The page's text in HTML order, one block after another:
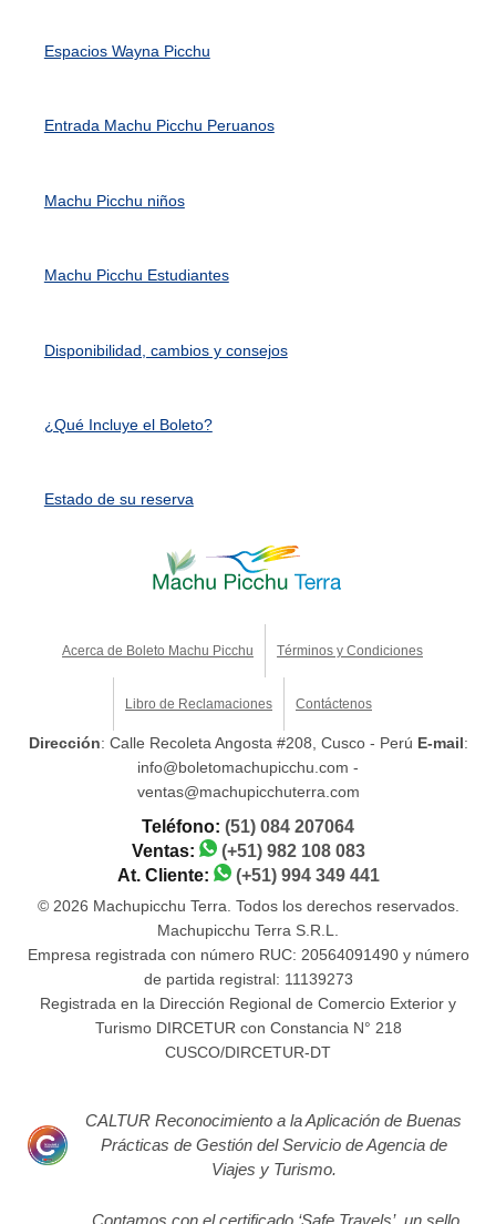
Espacios Wayna Picchu
Entrada Machu Picchu Peruanos
Machu Picchu niños
Machu Picchu Estudiantes
Disponibilidad, cambios y consejos
¿Qué Incluye el Boleto?
Estado de su reserva
Acerca de Boleto Machu Picchu Términos y Condiciones
Libro de Reclamaciones Contáctenos
Dirección: Calle Recoleta Angosta #208, Cusco - Perú E-mail:
info@boletomachupicchu.com -
ventas@machupicchuterra.com
Teléfono: (51) 084 207064
Ventas:
(+51) 982 108 083
At. Cliente:
(+51) 994 349 441
© 2026 Machupicchu Terra. Todos los derechos reservados.
Machupicchu Terra S.R.L.
Empresa registrada con número RUC: 20564091490 y número
de partida registral: 11139273
Registrada en la Dirección Regional de Comercio Exterior y
Turismo DIRCETUR con Constancia N° 218
CUSCO/DIRCETUR-DT
CALTUR Reconocimiento a la Aplicación de Buenas
Prácticas de Gestión del Servicio de Agencia de
Viajes y Turismo.